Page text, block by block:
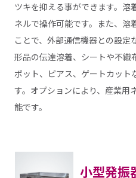
ツキを抑える事ができます。溶
ネルで操作可能です。また、溶
ことで、外部通信機器との設定
形品の伝達溶着、シートや不織
ポット、ピアス、ゲートカット
す。オプションにより、産業用
能です。
小型発振